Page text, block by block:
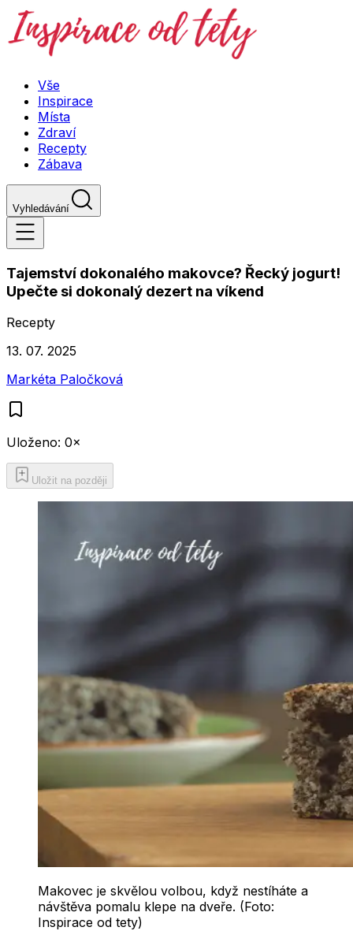
Vše
Inspirace
Místa
Zdraví
Recepty
Zábava
Vyhledávání
Tajemství dokonalého makovce? Řecký jogurt!
Upečte si dokonalý dezert na víkend
Recepty
13. 07. 2025
Markéta Paločková
Uloženo: 0×
Uložit na později
Makovec je skvělou volbou, když nestíháte a
návštěva pomalu klepe na dveře. (Foto:
Inspirace od tety)